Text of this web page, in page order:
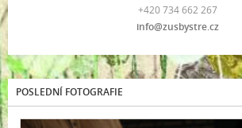
+420 734 662 267
info@zusbystre.cz
POSLEDNÍ FOTOGRAFIE